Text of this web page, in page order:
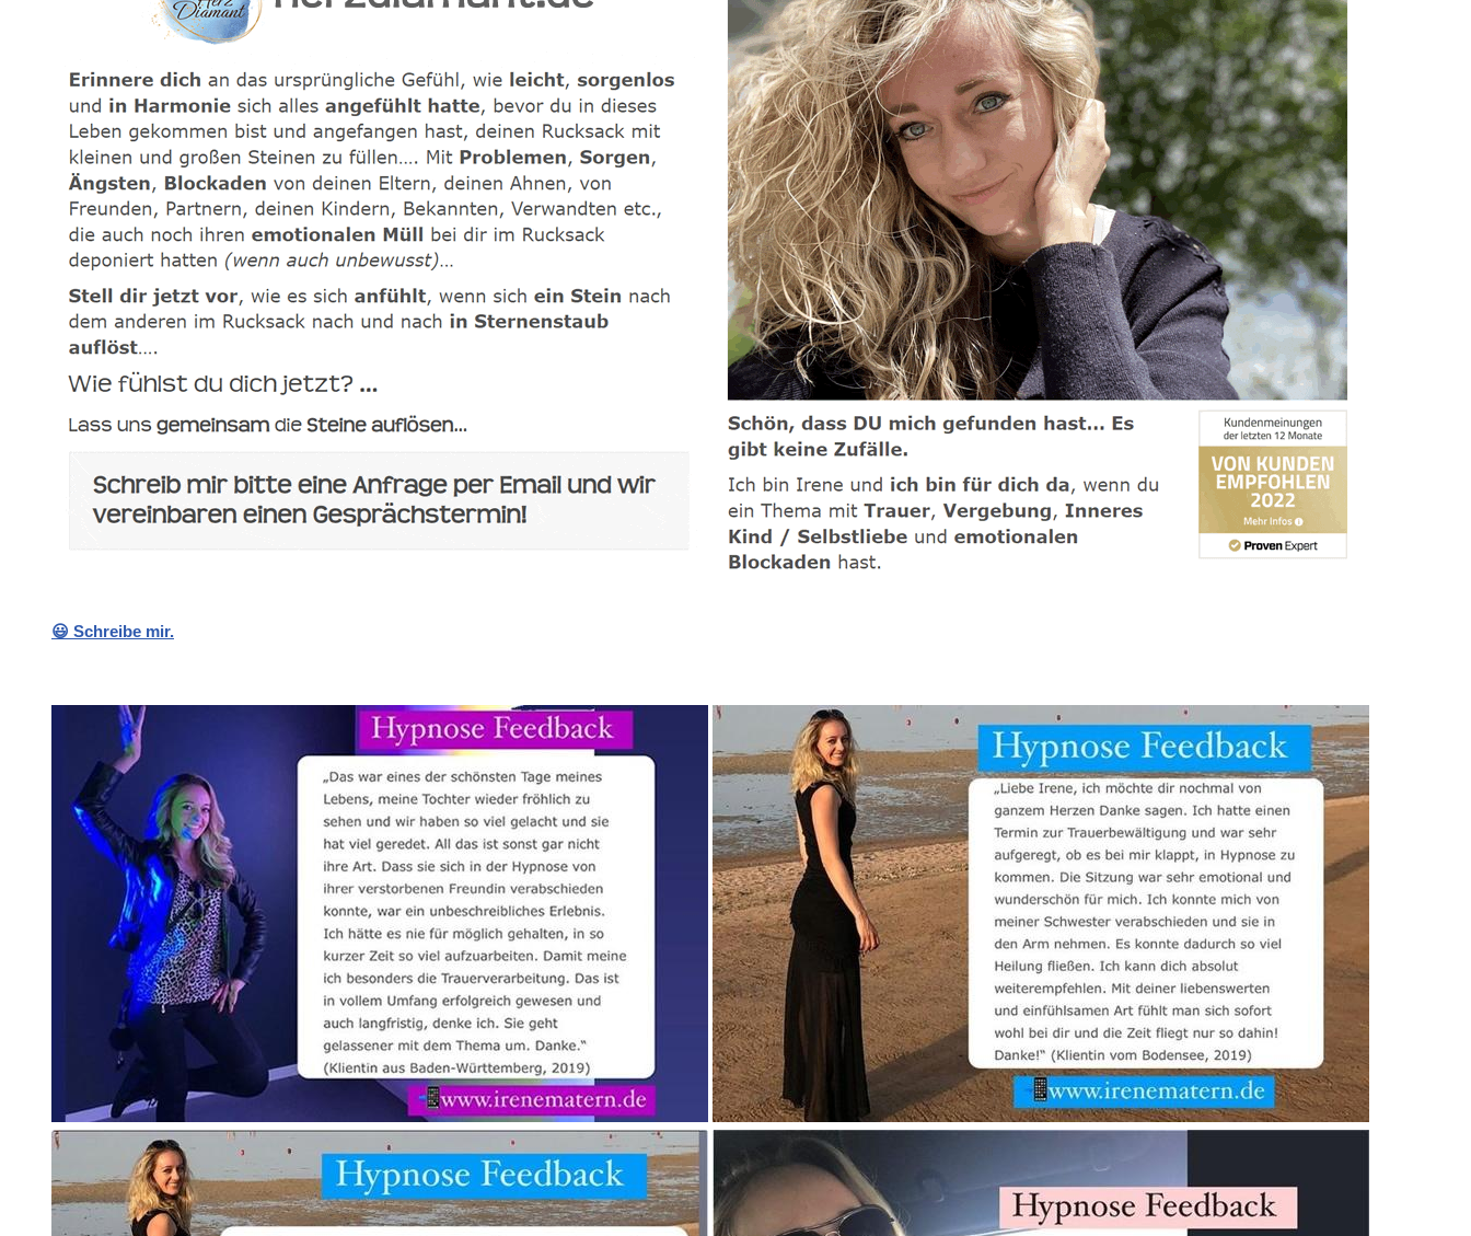
😃 Schreibe mir.